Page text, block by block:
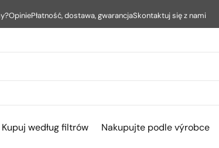
OpiniePłatność, dostawa, gwarancjaSkontaktuj się z nami
Kupuj według filtrów Nakupujte podle výrobce